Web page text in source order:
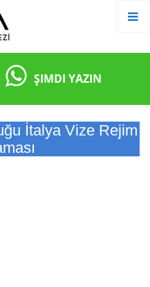
ŞIMDI YAZIN
İtalya Vize Rejim